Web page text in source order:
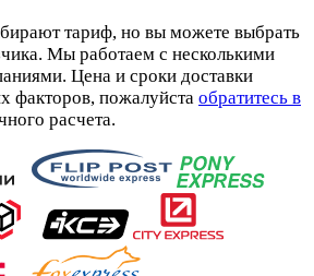
тариф, но вы можете выбрать
Мы работаем с несколькими
Цена и сроки доставки
факторов, пожалуйста обратитесь в
расчета.